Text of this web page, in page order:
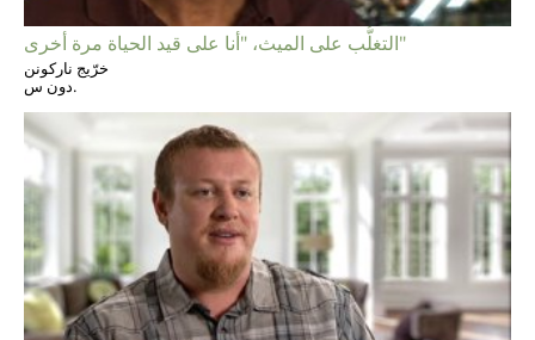
التغلُّب على الميث، "أنا على قيد الحياة مرة أخرى"
خرّيج ناركونن
دون س.